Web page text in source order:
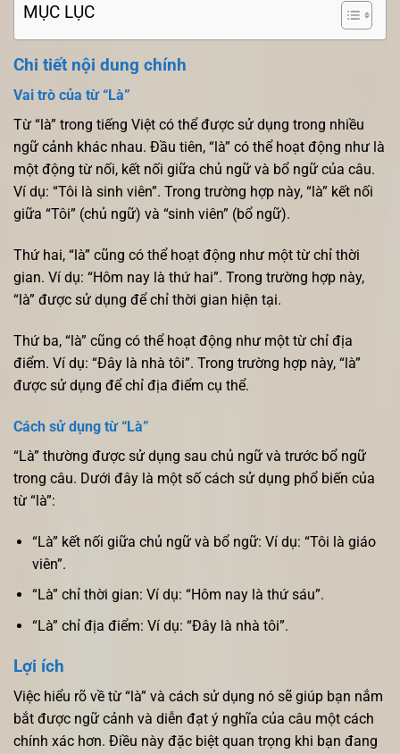
MỤC LỤC
Chi tiết nội dung chính
Vai trò của từ “Là”
Từ “là” trong tiếng Việt có thể được sử dụng trong nhiều
ngữ cảnh khác nhau. Đầu tiên, “là” có thể hoạt động như là
một động từ nối, kết nối giữa chủ ngữ và bổ ngữ của câu.
Ví dụ: “Tôi là sinh viên”. Trong trường hợp này, “là” kết nối
giữa “Tôi” (chủ ngữ) và “sinh viên” (bổ ngữ).
Thứ hai, “là” cũng có thể hoạt động như một từ chỉ thời
gian. Ví dụ: “Hôm nay là thứ hai”. Trong trường hợp này,
“là” được sử dụng để chỉ thời gian hiện tại.
Thứ ba, “là” cũng có thể hoạt động như một từ chỉ địa
điểm. Ví dụ: “Đây là nhà tôi”. Trong trường hợp này, “là”
được sử dụng để chỉ địa điểm cụ thể.
Cách sử dụng từ “Là”
“Là” thường được sử dụng sau chủ ngữ và trước bổ ngữ
trong câu. Dưới đây là một số cách sử dụng phổ biến của
từ “là”:
“Là” kết nối giữa chủ ngữ và bổ ngữ: Ví dụ: “Tôi là giáo
viên”.
“Là” chỉ thời gian: Ví dụ: “Hôm nay là thứ sáu”.
“Là” chỉ địa điểm: Ví dụ: “Đây là nhà tôi”.
Lợi ích
Việc hiểu rõ về từ “là” và cách sử dụng nó sẽ giúp bạn nắm
bắt được ngữ cảnh và diễn đạt ý nghĩa của câu một cách
chính xác hơn. Điều này đặc biệt quan trọng khi bạn đang